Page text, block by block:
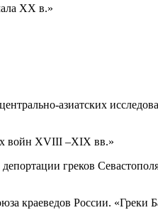
XX в.»
азиатских
войн XVIII –XIX вв.»
греков
краеведов России. «Греки